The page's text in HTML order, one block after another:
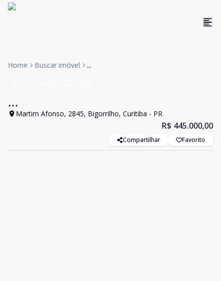
Home Buscar imóvel ...
...
Martim Afonso, 2845, Bigorrilho, Curitiba - PR
R$ 445.000,00
Compartilhar Favorito